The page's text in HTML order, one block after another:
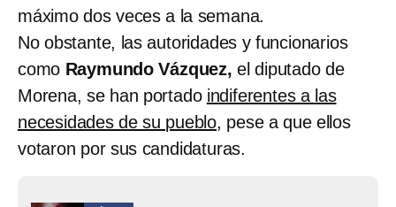
máximo dos veces a la semana.
No obstante, las autoridades y funcionarios
como Raymundo Vázquez,el diputado de
Morena, se han portado indiferentes a las
necesidades de su pueblo, pese a que ellos
votaron por sus candidaturas.